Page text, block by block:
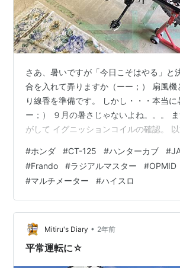
さあ、暑いですが「今日こそはやる」と
合を入れて弄りますか（ーー；） 扇風機
り線香を準備です。 しかし・・・本当に
ー；） ９月の暑さじゃないよね。。。
がして イグニッションコイルの確認。
ようと。 だけども ここの外し方が分から
え？引っ張ればコード抜けるの？ コイル
C.F.POSH プラグコードジョイント ユニ
800027 C.F.POSH Amazon これは買っ
が、プラグ側が分かんない（ーー；）
う…
#ホンダ #CT-125 #ハンターカブ #
#Frando #ラジアルマスター #OPMID
#マルチメーター #ハイスロ
Mitiru's Diary • 2年前
平常運転に☆